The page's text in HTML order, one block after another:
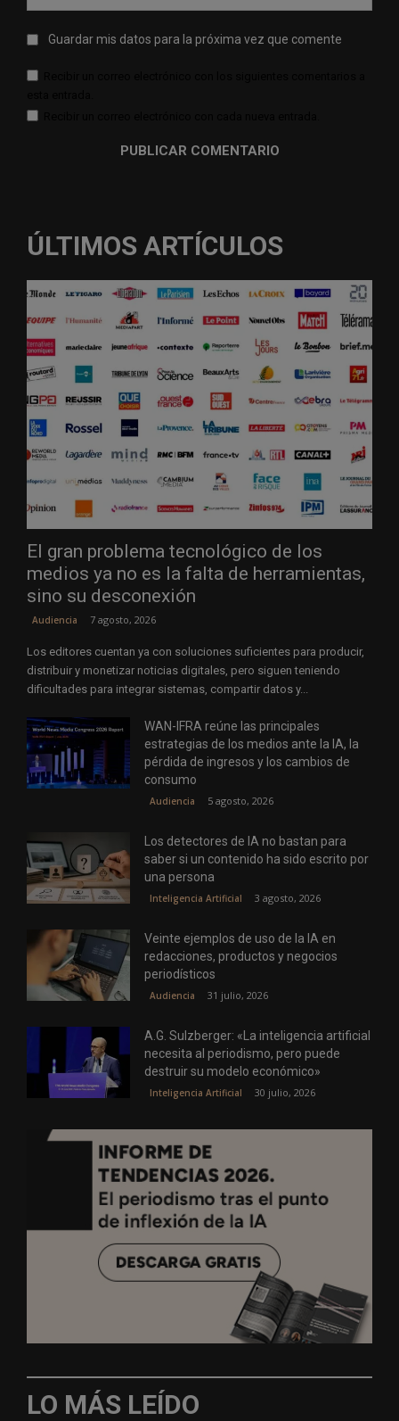
Guardar mis datos para la próxima vez que comente
ÚLTIMOS ARTÍCULOS
El gran problema tecnológico de los
medios ya no es la falta de herramientas,
sino su desconexión
Audiencia 7 agosto, 2026
Los editores cuentan ya con soluciones suficientes para producir,
distribuir y monetizar noticias digitales, pero siguen teniendo
dificultades para integrar sistemas, compartir datos y...
WAN-IFRA reúne las principales
estrategias de los medios ante la IA, la
pérdida de ingresos y los cambios de
consumo
Audiencia 5 agosto, 2026
Los detectores de IA no bastan para
saber si un contenido ha sido escrito por
una persona
Inteligencia Artificial 3 agosto, 2026
Veinte ejemplos de uso de la IA en
redacciones, productos y negocios
periodísticos
Audiencia 31 julio, 2026
A.G. Sulzberger: «La inteligencia artificial
necesita al periodismo, pero puede
destruir su modelo económico»
Inteligencia Artificial 30 julio, 2026
LO MÁS LEÍDO